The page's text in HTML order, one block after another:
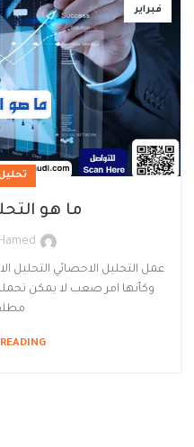
فبراير
ما هو
عمل التحليل الاحصائي التحليل
وكأنها امر صعب لا يمكن